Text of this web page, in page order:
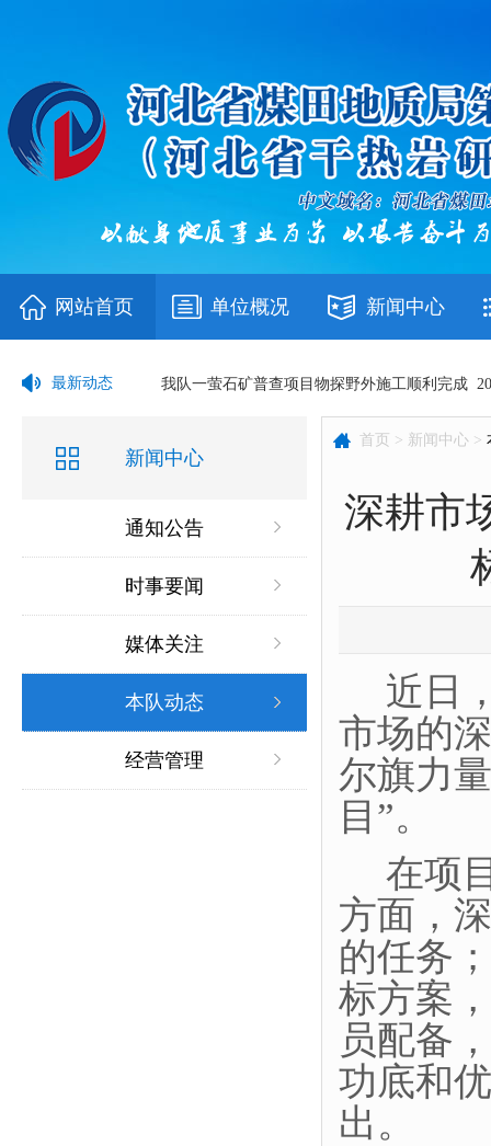
网站首页 单位概况 新闻中心
最新动态
我队在省局“书香地质”主题阅读及征文活动中荣
我队一萤石矿普查项目物探野外施工顺利完成
我队召开2026年上半年工作推进会
新闻中心
通知公告
时事要闻
媒体关注
本队动态
经营管理
首页 > 新闻中心 >
深耕市
近日
市场的
尔旗力
目”。
在项
方面，
的任务
标方案
员配备
功底和
出。